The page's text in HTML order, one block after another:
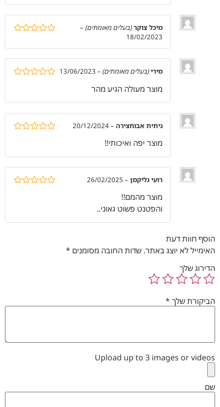
5
מיכל צוקר(בעלים מאומתים) –
18/02/2023
מירי(בעלים מאומתים) –
13/06/2023
מוצר מעולה הגיע מהר
גיתית אבוחצירה –
20/12/2024
מוצר יפה ואיכותי!!
רועי גליקמן –
26/02/2025
מוצר מהמם!!
והפטנט פשוט גאוני..
הוסף חוות דעת
האימייל לא יוצג באתר. שדות החובה מסומנים *
הדירוג שלך
הביקורת שלך *
Upload up to 3 images or videos
שם